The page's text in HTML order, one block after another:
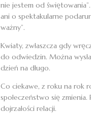
nie jestem od
ani o spektakularne
ważny”.
Kwiaty, zwłaszcza gdy
do odwiedzin. Można
dzień na długo.
Co ciekawe, z roku na rok
społeczeństwo się
dojrzałości relacji.